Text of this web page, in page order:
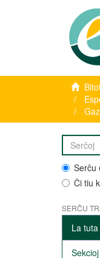
Serĉu
Ĉi tiu
SERĈU
La